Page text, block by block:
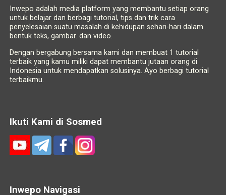
Inwepo adalah media platform yang membantu setiap orang
untuk belajar dan berbagi tutorial, tips dan trik cara
penyelesaian suatu masalah di kehidupan sehari-hari dalam
bentuk teks, gambar. dan video.
Dengan bergabung bersama kami dan membuat 1 tutorial
terbaik yang kamu miliki dapat membantu jutaan orang di
Indonesia untuk mendapatkan solusinya. Ayo berbagi tutorial
terbaikmu.
Ikuti Kami di Sosmed
Inwepo Navigasi